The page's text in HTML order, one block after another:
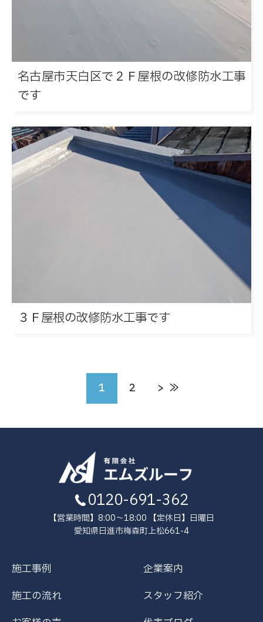
名古屋市天白区で２Ｆ屋根の改修防水工事
です
３Ｆ屋根の改修防水工事です
1 2 ≫
0120-691-362
【営業時間】8:00～18:00 【定休日】日曜日
愛知県日進市梅森町上松661-4
施工事例
施工の流れ
企業案内
スタッフ紹介